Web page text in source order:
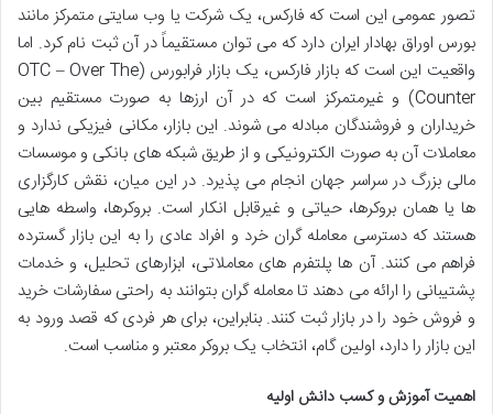
تصور عمومی این است که فارکس، یک شرکت یا وب سایتی متمرکز مانند
بورس اوراق بهادار ایران دارد که می توان مستقیماً در آن ثبت نام کرد. اما
واقعیت این است که بازار فارکس، یک بازار فرابورس (OTC – Over The
Counter) و غیرمتمرکز است که در آن ارزها به صورت مستقیم بین
خریداران و فروشندگان مبادله می شوند. این بازار، مکانی فیزیکی ندارد و
معاملات آن به صورت الکترونیکی و از طریق شبکه های بانکی و موسسات
مالی بزرگ در سراسر جهان انجام می پذیرد. در این میان، نقش کارگزاری
ها یا همان بروکرها، حیاتی و غیرقابل انکار است. بروکرها، واسطه هایی
هستند که دسترسی معامله گران خرد و افراد عادی را به این بازار گسترده
فراهم می کنند. آن ها پلتفرم های معاملاتی، ابزارهای تحلیل، و خدمات
پشتیبانی را ارائه می دهند تا معامله گران بتوانند به راحتی سفارشات خرید
و فروش خود را در بازار ثبت کنند. بنابراین، برای هر فردی که قصد ورود به
این بازار را دارد، اولین گام، انتخاب یک بروکر معتبر و مناسب است.
اهمیت آموزش و کسب دانش اولیه